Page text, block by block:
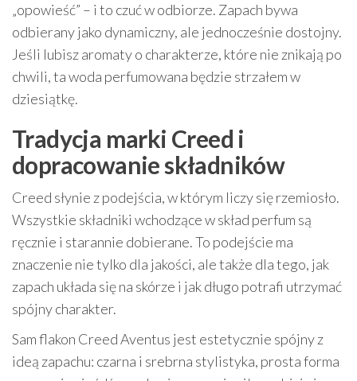
„opowieść” – i to czuć w odbiorze. Zapach bywa
odbierany jako dynamiczny, ale jednocześnie dostojny.
Jeśli lubisz aromaty o charakterze, które nie znikają po
chwili, ta woda perfumowana będzie strzałem w
dziesiątkę.
Tradycja marki Creed i
dopracowanie składników
Creed słynie z podejścia, w którym liczy się rzemiosło.
Wszystkie składniki wchodzące w skład perfum są
ręcznie i starannie dobierane. To podejście ma
znaczenie nie tylko dla jakości, ale także dla tego, jak
zapach układa się na skórze i jak długo potrafi utrzymać
spójny charakter.
Sam flakon Creed Aventus jest estetycznie spójny z
ideą zapachu: czarna i srebrna stylistyka, prosta forma